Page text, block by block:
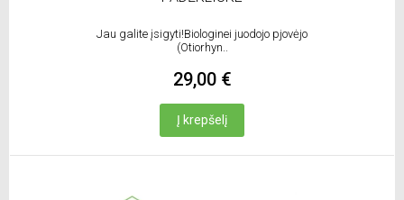
Jau galite įsigyti!Biologinei juodojo pjovėjo
(Otiorhyn..
29,00 €
Į krepšelį